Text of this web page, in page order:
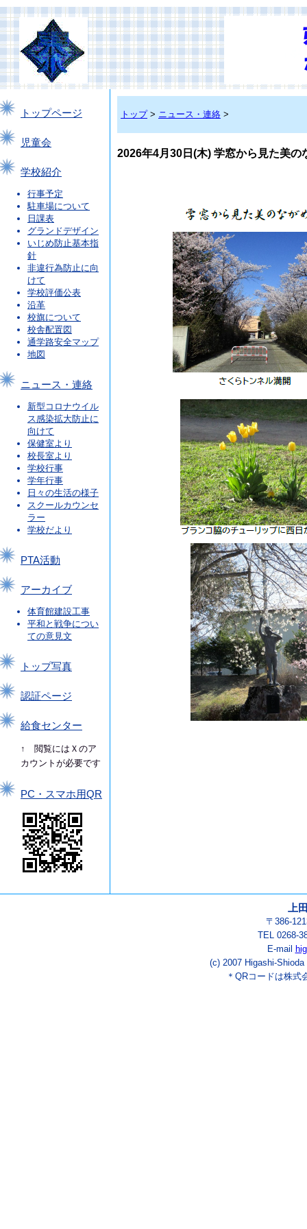
トップページ
児童会
学校紹介
行事予定
駐車場について
日課表
グランドデザイン
いじめ防止基本指
針
非違行為防止に向
けて
学校評価公表
沿革
校旗について
校舎配置図
通学路安全マップ
地図
ニュース・連絡
新型コロナウイル
ス感染拡大防止に
向けて
保健室より
校長室より
学校行事
学年行事
日々の生活の様子
スクールカウンセ
ラー
学校だより
PTA活動
アーカイブ
体育館建設工事
平和と戦争につい
ての意見文
トップ写真
認証ページ
給食センター
↑ 閲覧にはＸのア
カウントが必要です
PC・スマホ用QR
トップ> ニュース・連絡 >
2026年4月30日(木) 学窓から見た美の
上
〒386-
TEL 0268-
E-mail
(c) 2007 Higashi-
＊QRコードは株式